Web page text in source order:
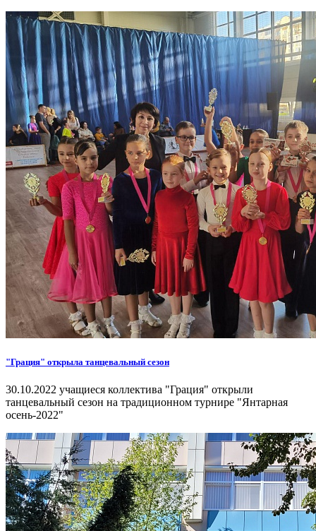
"Грация" открыла танцевальный сезон
30.10.2022 учащиеся коллектива "Грация" открыли
танцевальный сезон на традиционном турнире "Янтарная
осень-2022"